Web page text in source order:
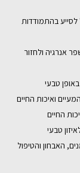
לסייע בהתמודדות
אנרגיה ולחזור
טבעי
ואיכות החיים
החיים
טבעי
האבחון והטיפול